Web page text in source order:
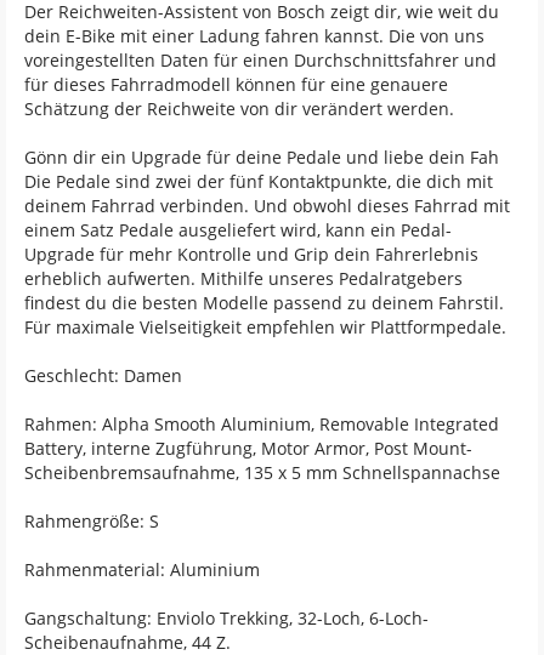
Der Reichweiten-Assistent von Bosch zeigt dir, wie weit du
dein E-Bike mit einer Ladung fahren kannst. Die von uns
voreingestellten Daten für einen Durchschnittsfahrer und
für dieses Fahrradmodell können für eine genauere
Schätzung der Reichweite von dir verändert werden.
Gönn dir ein Upgrade für deine Pedale und liebe dein Fah
Die Pedale sind zwei der fünf Kontaktpunkte, die dich mit
deinem Fahrrad verbinden. Und obwohl dieses Fahrrad mit
einem Satz Pedale ausgeliefert wird, kann ein Pedal-
Upgrade für mehr Kontrolle und Grip dein Fahrerlebnis
erheblich aufwerten. Mithilfe unseres Pedalratgebers
findest du die besten Modelle passend zu deinem Fahrstil.
Für maximale Vielseitigkeit empfehlen wir Plattformpedale.
Geschlecht: Damen
Rahmen: Alpha Smooth Aluminium, Removable Integrated
Battery, interne Zugführung, Motor Armor, Post Mount-
Scheibenbremsaufnahme, 135 x 5 mm Schnellspannachse
Rahmengröße: S
Rahmenmaterial: Aluminium
Gangschaltung: Enviolo Trekking, 32-Loch, 6-Loch-
Scheibenaufnahme, 44 Z.